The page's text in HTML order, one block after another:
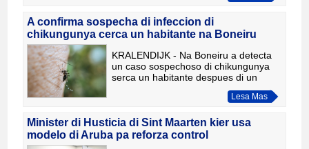
A confirma sospecha di infeccion di
chikungunya cerca un habitante na Boneiru
KRALENDIJK - Na Boneiru a detecta
un caso sospechoso di chikungunya
serca un habitante despues di un
biahe na Surinam, unda e persona
probablemente a contrae e virus. E
Lesa Mas
Minister di Husticia di Sint Maarten kier usa
modelo di Aruba pa reforza control